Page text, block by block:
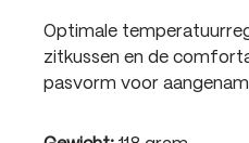
Optimale
zitkussen en de
pasvorm voor